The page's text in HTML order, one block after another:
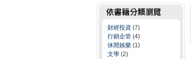
財經投資 (7)
行銷企管 (4)
休閒娛樂 (1)
文學 (2)